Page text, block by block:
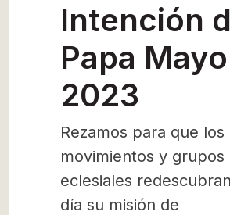
Intención
Papa Mayo
2023
Rezamos para que los
movimientos y grupos
eclesiales
día su misión de